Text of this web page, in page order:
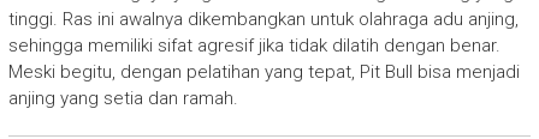
tinggi. Ras ini awalnya dikembangkan untuk olahraga adu anjing,
sehingga memiliki sifat agresif jika tidak dilatih dengan benar.
Meski begitu, dengan pelatihan yang tepat, Pit Bull bisa menjadi
anjing yang setia dan ramah.